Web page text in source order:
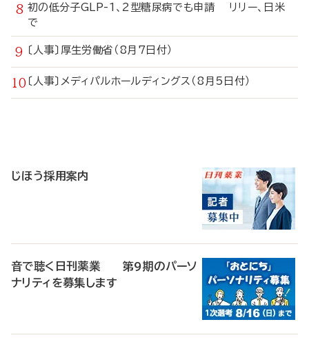
初の低分子GLP-1、2型糖尿病でも申請 リリー、日米
で
〔人事〕厚生労働省（8月7日付）
〔人事〕メディパルホールディングス（8月5日付）
じほう採用案内
音で聴く日刊薬業 第9期のパーソ
ナリティを募集します